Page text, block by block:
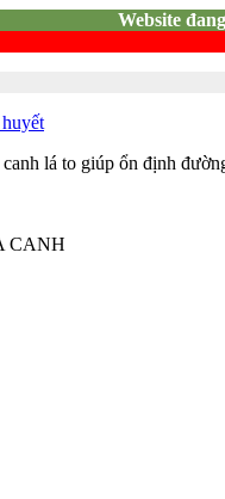
Website
lá to giúp ổn định
CANH